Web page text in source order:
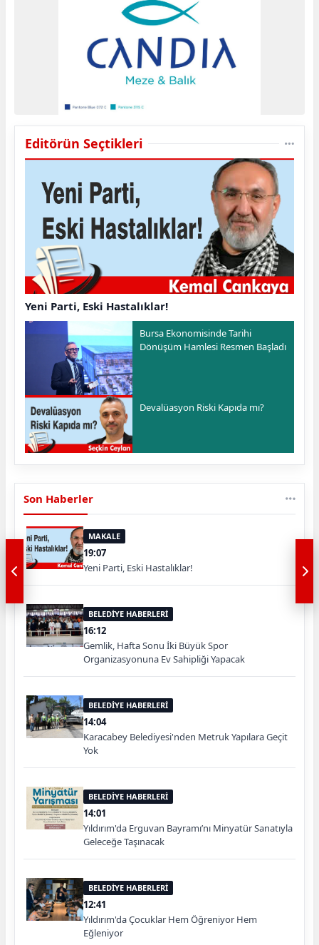
Editörün Seçtikleri
Yeni Parti, Eski Hastalıklar!
Bursa Ekonomisinde Tarihi
Dönüşüm Hamlesi Resmen Başladı
Devalüasyon Riski Kapıda mı?
Son Haberler
MAKALE
19:07
Yeni Parti, Eski Hastalıklar!
BELEDİYE HABERLERİ
16:12
Gemlik, Hafta Sonu İki Büyük Spor
Organizasyonuna Ev Sahipliği Yapacak
BELEDİYE HABERLERİ
14:04
Karacabey Belediyesi'nden Metruk Yapılara Geçit
Yok
BELEDİYE HABERLERİ
14:01
Yıldırım'da Erguvan Bayramı’nı Minyatür Sanatıyla
Geleceğe Taşınacak
BELEDİYE HABERLERİ
12:41
Yıldırım'da Çocuklar Hem Öğreniyor Hem
Eğleniyor